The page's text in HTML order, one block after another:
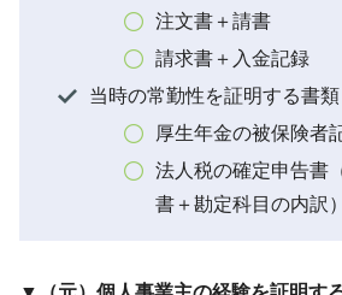
注文書＋請書
請求書＋入金記録
当時の常勤性を証明する書類
厚生年金の被保険者
法人税の確定申告書
書＋勘定科目の内訳）